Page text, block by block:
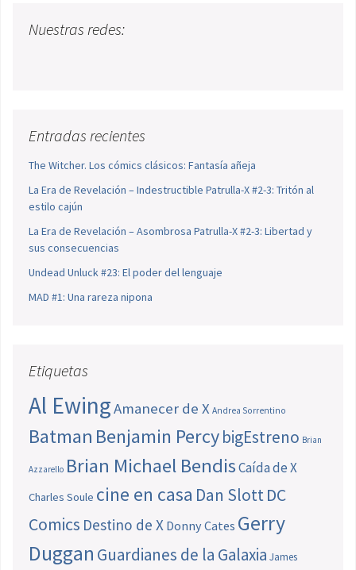
Nuestras redes:
Entradas recientes
The Witcher. Los cómics clásicos: Fantasía añeja
La Era de Revelación – Indestructible Patrulla-X #2-3: Tritón al
estilo cajún
La Era de Revelación – Asombrosa Patrulla-X #2-3: Libertad y
sus consecuencias
Undead Unluck #23: El poder del lenguaje
MAD #1: Una rareza nipona
Etiquetas
Al EwingAmanecer de X Andrea Sorrentino
Batman Benjamin PercybigEstreno Brian
Azzarello Brian Michael BendisCaída de X
Charles Soule cine en casa Dan SlottDC
Comics Destino de X Donny Cates Gerry
Duggan Guardianes de la Galaxia James